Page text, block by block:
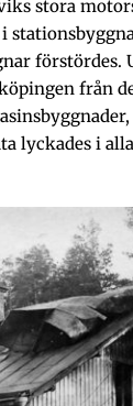
stora
förstördes.
från
lyckades i